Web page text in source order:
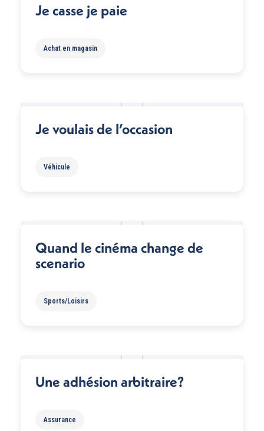
Je casse je paie
Achat en magasin
Je voulais de l’occasion
Véhicule
Quand le cinéma change de
scenario
Sports/Loisirs
Une adhésion arbitraire?
Assurance